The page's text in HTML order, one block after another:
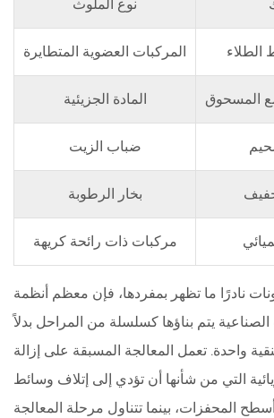
إلى
جنب
تكوين
الهواء
وبعد
المعالجة
9
كيفية
نوع الملوث
المركبات العضوية المتطايرة الطلاء
المادة الجزيئية المسحوق
ضباب الزيت
بخار الرطوبة
مركبات ذات رائحة كريهة
نادرًا ما تظهر بمفردها، فإن معظم أنظمة
الصناعية يتم بناؤها كسلسلة من المراحل بدلاً
واحدة. تعمل المعالجة المسبقة على إزالة
التي من شأنها أن تؤدي إلى إتلاف وسائط
أسطح المحفزات، بينما تتناول مرحلة المعالجة